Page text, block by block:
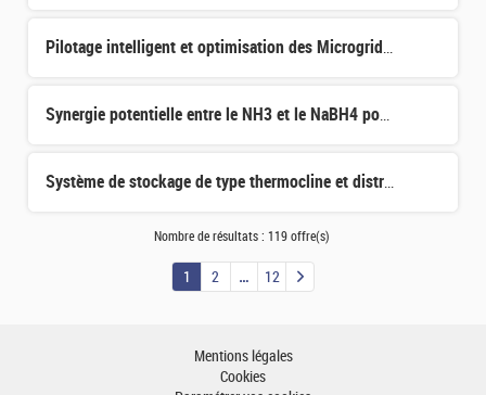
Pilotage intelligent et optimisation des Microgrids DC par Jumeau Numérique en Simulation Temps Réel
Synergie potentielle entre le NH3 et le NaBH4 pour une meilleure densité en H2 et une sécurité accrue
Système de stockage de type thermocline et distribution fluidique: de l'expérimental à la réduction de
Nombre de résultats : 119 offre(s)
1 2 12
Mentions légales
Cookies